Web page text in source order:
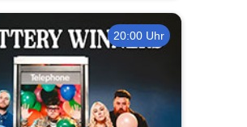
20:00 Uhr